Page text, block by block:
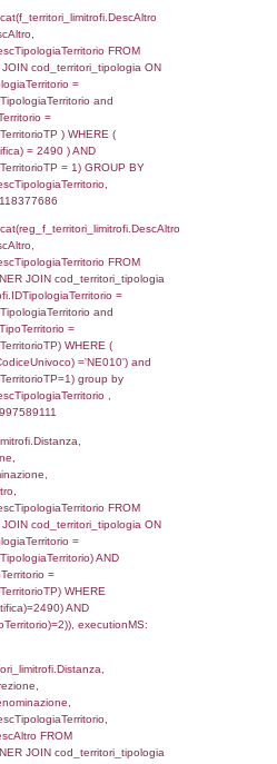
Cognome, Nome FROM
INNER JOIN
=
WHERE
0.00095796585083008
a2p.Cognome, a2p.Nome
a2rp INNER JOIN
= a2p.IDPersonale
AND
0.00038599967956543
Cognome, Nome FROM
INNER JOIN
WHERE
0.00092101097106934
cod_ipa_aoo.des_amm,
d1_controlli.Provincia,
d1_controlli.Via,
d1_controlli.Pec FROM
d1_controlli ON
where
0.021430969238281